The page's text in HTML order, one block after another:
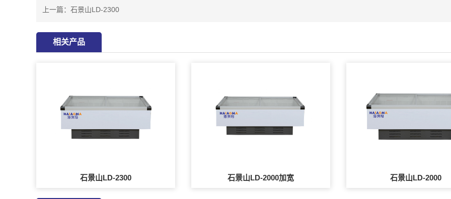
上一篇： 石景山LD-2300
相关产品
石景山LD-2300 石景山LD-2000加宽 石景山LD-2000